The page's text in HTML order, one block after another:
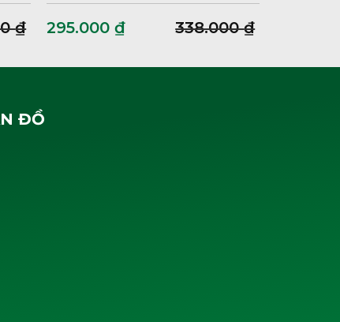
₫ 295.000 ₫ 338.000₫
ĐỒ